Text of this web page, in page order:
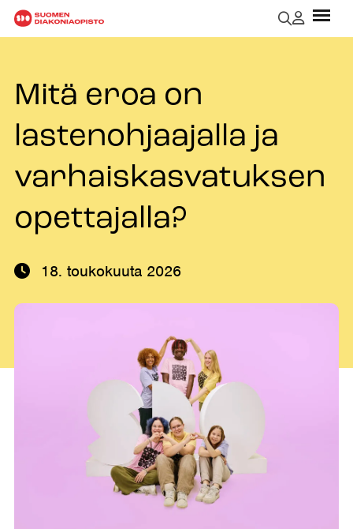
Mitä eroa on
lastenohjaajalla ja
varhaiskasvatuksen
opettajalla?
18. toukokuuta 2026